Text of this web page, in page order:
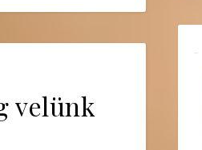
velünk